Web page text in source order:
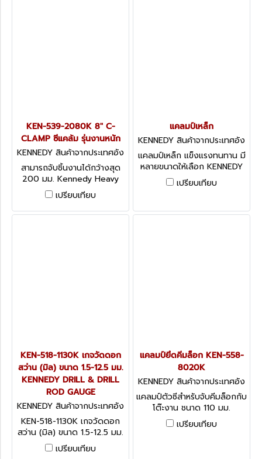
KEN-539-2080K 8" C-
CLAMP ซีแคล้ม รุ่นงานหนัก
KENNEDY สินค้าจากประเทศอัง
กฤษ KEN5392080K
สามารถจับชิ้นงานได้กว้างสุด
200 มม. Kennedy Heavy
Duty G-Clamps
เปรียบเทียบ
แคลมป์เหล็ก
KENNEDY สินค้าจากประเทศอัง
กฤษ-1
แคลมป์เหล็ก แข็งแรงทนทาน มี
หลายขนาดให้เลือก KENNEDY
1-1/4" CAPACITY
TOOLMAKERS CLAMP
เปรียบเทียบ
KEN-518-1130K เกจวัดดอก
สว่าน (มิล) ขนาด 1.5-12.5 มม.
KENNEDY DRILL & DRILL
ROD GAUGE
KENNEDY สินค้าจากประเทศอัง
กฤษ KEN-518-1130K
KEN-518-1130K เกจวัดดอก
สว่าน (มิล) ขนาด 1.5-12.5 มม.
KENNEDY DRILL & DRILL
ROD GAUGE
เปรียบเทียบ
แคลมป์ยึดคีมล็อก KEN-558-
8020K
KENNEDY สินค้าจากประเทศอัง
กฤษ-1
แคลมป์ตัวซีสำหรับจับคีมล็อกกับ
โต๊ะงาน ชนาด 110 มม.
Kennedy Grip Holder Can
be used as a normal
เปรียบเทียบ